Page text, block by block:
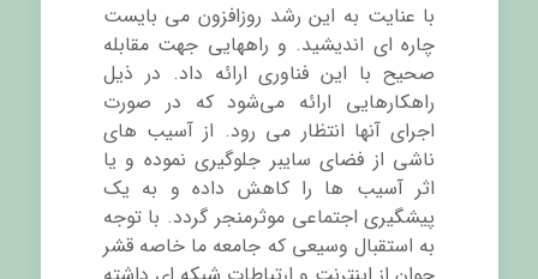
با عنایت به این رشد روزافزون می بایست
چاره ای اندیشید. و راههایی جهت مقابله
صحیح با این فناوری ارائه داد. در ذیل
راهکارهایی ارائه می‌شود که در صورت
اجرای آنها انتظار می رود. از آسیب های
ناشی از فضای سایبر جلوگیری نموده و یا
اثر آسیب ها را کاهش داده و به یک
پیشگیری اجتماعی موثرمنجر گردد. با توجه
به استقبال وسیعی که جامعه ما خاصه قشر